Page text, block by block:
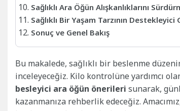
Sağlıklı Ara Öğün Alışkanlıklarını
Sağlıklı Bir Yaşam Tarzının Destekleyici
Sonuç ve Genel Bakış
Bu makalede, sağlıklı bir beslenme
inceleyeceğiz. Kilo kontrolüne yardımcı
besleyici ara öğün önerileri sunarak,
kazanmanıza rehberlik edeceğiz.